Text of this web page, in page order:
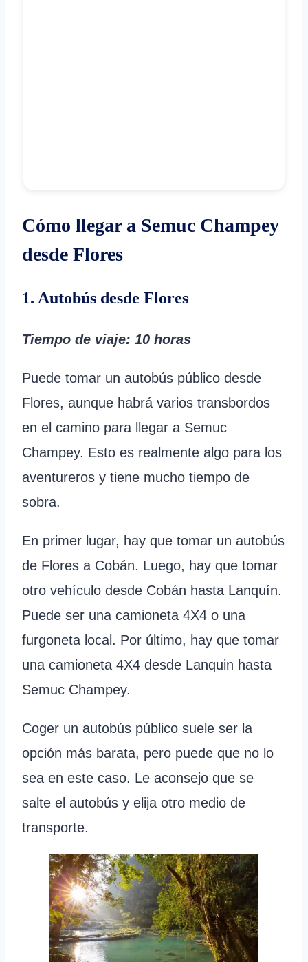
Cómo llegar a Semuc Champey
desde Flores
1. Autobús desde Flores
Tiempo de viaje: 10 horas
Puede tomar un autobús público desde
Flores, aunque habrá varios transbordos
en el camino para llegar a Semuc
Champey. Esto es realmente algo para los
aventureros y tiene mucho tiempo de
sobra.
En primer lugar, hay que tomar un autobús
de Flores a Cobán. Luego, hay que tomar
otro vehículo desde Cobán hasta Lanquín.
Puede ser una camioneta 4X4 o una
furgoneta local. Por último, hay que tomar
una camioneta 4X4 desde Lanquin hasta
Semuc Champey.
Coger un autobús público suele ser la
opción más barata, pero puede que no lo
sea en este caso. Le aconsejo que se
salte el autobús y elija otro medio de
transporte.